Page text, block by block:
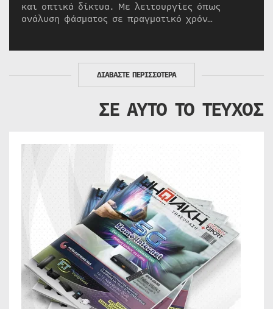
και οπτικά δίκτυα. Με λειτουργίες όπως
ανάλυση φάσματος σε πραγματικό χρόν…
ΔΙΑΒΑΣΤΕ ΠΕΡΙΣΣΟΤΕΡΑ
ΣΕ ΑΥΤΟ ΤΟ ΤΕΥΧΟΣ